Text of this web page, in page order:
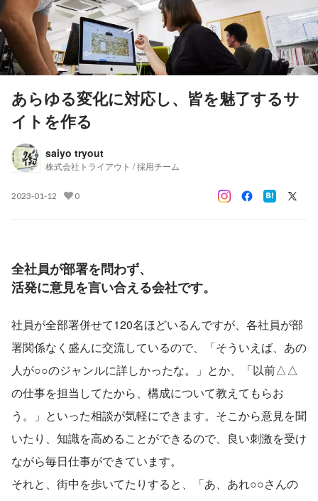
あらゆる変化に対応し、皆を魅了するサ
イトを作る
saiyo tryout
株式会社トライアウト / 採用チーム
2023-01-12 0
全社員が部署を問わず、
活発に意見を言い合える会社です。
社員が全部署併せて120名ほどいるんですが、各社員が部
署関係なく盛んに交流しているので、「そういえば、あの
人が○○のジャンルに詳しかったな。」とか、「以前△△
の仕事を担当してたから、構成について教えてもらお
う。」といった相談が気軽にできます。そこから意見を聞
いたり、知識を高めることができるので、良い刺激を受け
ながら毎日仕事ができています。
それと、街中を歩いてたりすると、「あ、あれ○○さんの